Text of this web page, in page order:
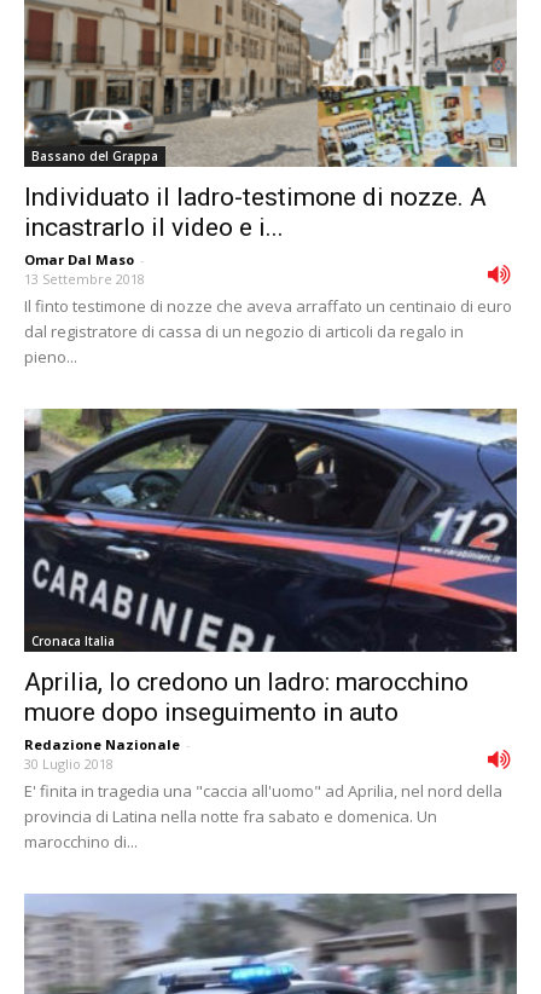
Bassano del Grappa
Individuato il ladro-testimone di nozze. A
incastrarlo il video e i...
Omar Dal Maso -
13 Settembre 2018
Il finto testimone di nozze che aveva arraffato un centinaio di euro
dal registratore di cassa di un negozio di articoli da regalo in
pieno...
Cronaca Italia
Aprilia, lo credono un ladro: marocchino
muore dopo inseguimento in auto
Redazione Nazionale -
30 Luglio 2018
E' finita in tragedia una "caccia all'uomo" ad Aprilia, nel nord della
provincia di Latina nella notte fra sabato e domenica. Un
marocchino di...